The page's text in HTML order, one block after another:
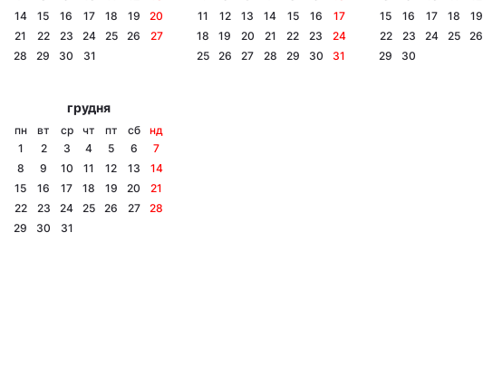
14
15 16 17 18 19
20
21
22 23 24 25 26
27
28
29 30 31
11
12 13 14 15 16
17
18
19 20 21 22 23
24
25
26 27 28 29 30 31
15
16 17 18 19
22
23 24 25 26
29
30
грудня
пн вт ср чт пт сб
нд
1
2 3 4 5 6
7
8
9 10 11 12 13
14
15
16 17 18 19 20
21
22
23 24 25 26 27
28
29
30 31